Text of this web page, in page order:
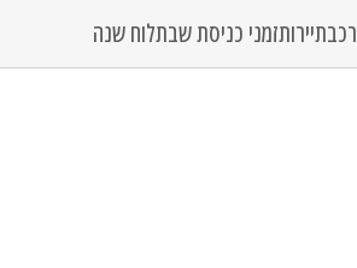
רכבתיירותזמני כניסת שבתלוח שנה